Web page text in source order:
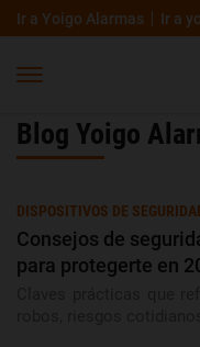
Ir a Yoigo Alarmas Ir a
Blog Yoigo
DISPOSITIVOS DE
Consejos de
para protegerte en